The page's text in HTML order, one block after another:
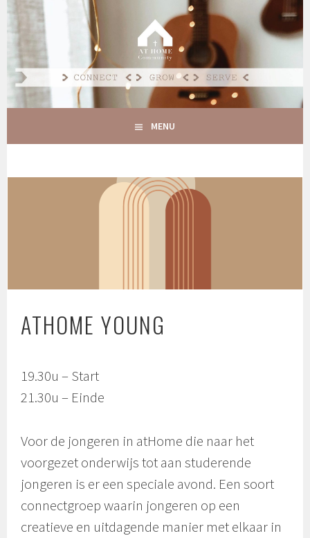
Spring
inhoud
AT HOME COMMUNITY
CONNECT GROW SERVE
MENU
ATHOME YOUNG
19.30u – Start
21.30u – Einde
Voor de jongeren in atHome die naar het
voorgezet onderwijs tot aan studerende
jongeren is er een speciale avond. Een soort
connectgroep waarin jongeren op een
creatieve en uitdagende manier met elkaar in